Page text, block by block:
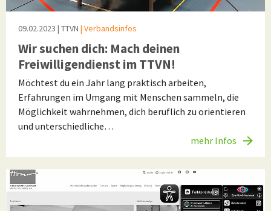
09.02.2023 | TTVN | Verbandsinfos
Wir suchen dich: Mach deinen
Freiwilligendienst im TTVN!
Möchtest du ein Jahr lang praktisch arbeiten,
Erfahrungen im Umgang mit Menschen sammeln, die
Möglichkeit wahrnehmen, dich beruflich zu orientieren
und unterschiedliche…
mehr Infos